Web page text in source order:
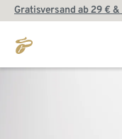
Gratisversand ab 29 €